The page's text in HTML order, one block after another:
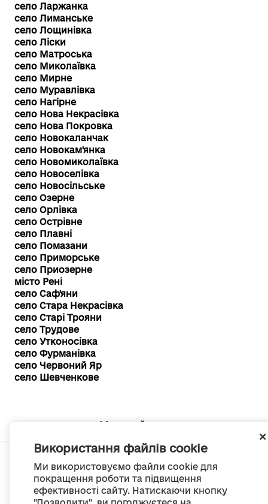
Використання файлів cookie
Ми використовуємо файли cookie для
покращення роботи та підвищення
ефективності сайту. Натискаючи кнопку
село Ларжанка
село Лиманське
село Лощинівка
село Ліски
село Матроська
село Миколаївка
село Мирне
село Муравлівка
село Нагірне
село Нова Некрасівка
село Нова Покровка
село Новокаланчак
село Новокам'янка
село Новомиколаївка
село Новоселівка
село Новосільське
село Озерне
село Орлівка
село Острівне
село Плавні
село Помазани
село Приморське
село Приозерне
місто Рені
село Саф'яни
село Стара Некрасівка
село Старі Трояни
село Трудове
село Утконосівка
село Фурманівка
село Червоний Яр
село Шевченкове
Мапа сайту
© Портал «Децентралізація», 2022